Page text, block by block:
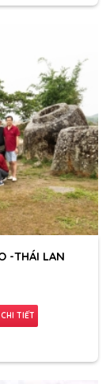
-THÁI LAN
CHI TIẾT